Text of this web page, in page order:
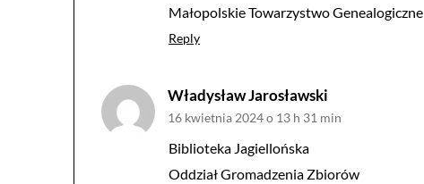
Małopolskie Towarzystwo Genealogiczne
Reply
Władysław Jarosławski
16 kwietnia 2024 o 13 h 31 min
Biblioteka Jagiellońska
Oddział Gromadzenia Zbiorów